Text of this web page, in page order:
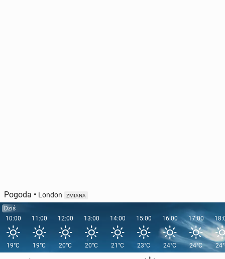
Pogoda • London ZMIANA
Dziś
10:00
19°C
11:00
19°C
12:00
20°C
13:00
20°C
14:00
21°C
15:00
23°C
16:00
24°C
17:00
24°C